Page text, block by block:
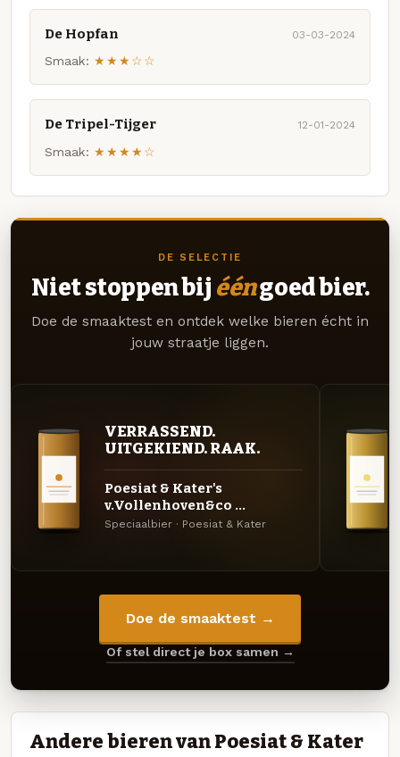
De Hopfan 03-03-2024
Smaak: ★★★☆☆
De Tripel-Tijger 12-01-2024
Smaak: ★★★★☆
DE SELECTIE
Niet stoppen bij ééngoed bier.
Doe de smaaktest en ontdek welke bieren écht in
jouw straatje liggen.
VERRASSEND.
UITGEKIEND. RAAK.
Poesiat & Kater's
v.Vollenhoven&co ...
Speciaalbier · Poesiat & Kater
Doe de smaaktest →
Of stel direct je box samen →
Andere bieren van Poesiat & Kater